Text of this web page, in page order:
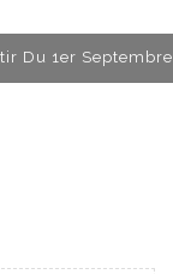
Du 1er Septembre